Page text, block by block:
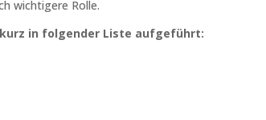
wichtigere Rolle.
in folgender Liste aufgeführt: